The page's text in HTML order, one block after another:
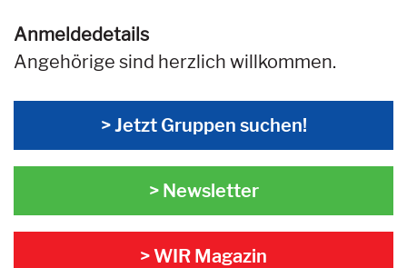
Anmeldedetails
Angehörige sind herzlich willkommen.
> Jetzt Gruppen suchen!
> Newsletter
> WIR Magazin